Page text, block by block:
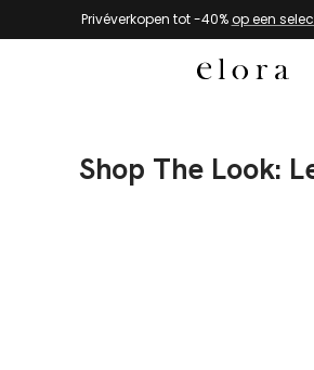
Naar de inhoud gaan
Privéverkopen tot -40%op een
Shop The Look: